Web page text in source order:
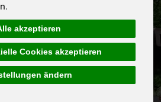
akzeptieren
Cookies akzeptieren
ändern
in Tr.
2,99 €
(19,94 € / 1kg)
inkl. 7% MwSt.